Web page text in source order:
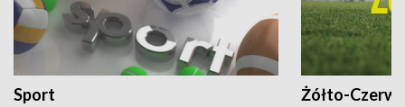
Sport Żółto-